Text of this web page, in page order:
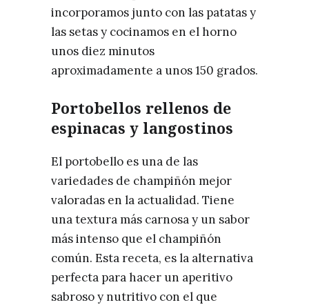
incorporamos junto con las patatas y
las setas y cocinamos en el horno
unos diez minutos
aproximadamente a unos 150 grados.
Portobellos rellenos de
espinacas y langostinos
El portobello es una de las
variedades de champiñón mejor
valoradas en la actualidad. Tiene
una textura más carnosa y un sabor
más intenso que el champiñón
común. Esta receta, es la alternativa
perfecta para hacer un aperitivo
sabroso y nutritivo con el que